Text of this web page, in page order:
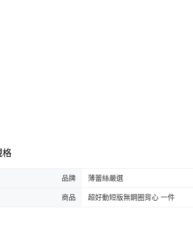
格
品牌 薄蕾絲嚴選
商品 超好動短版無鋼圈背心 一件